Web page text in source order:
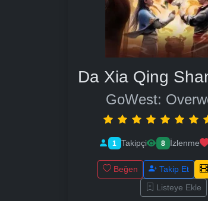
Da Xia Qing
GoWest:
1 Takipçi 8 İzlenme
Beğen Takip Et
Listeye Ekle